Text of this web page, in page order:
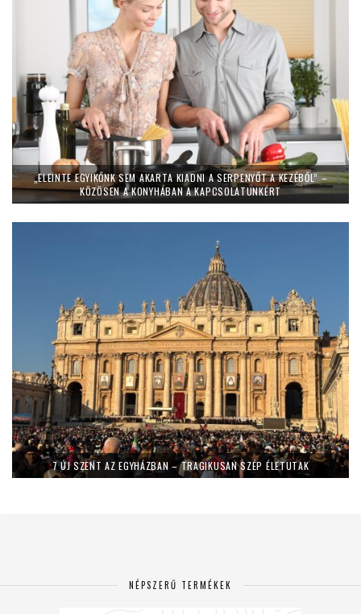
„ELEINTE EGYIKŐNK SEM AKARTA KIADNI A SERPENYŐT A KEZÉBŐL” –
KÖZÖSEN A KONYHÁBAN A KAPCSOLATUNKÉRT
7 ÚJ SZENT AZ EGYHÁZBAN – TRAGIKUSAN SZÉP ÉLETUTAK
NÉPSZERŰ TERMÉKEK